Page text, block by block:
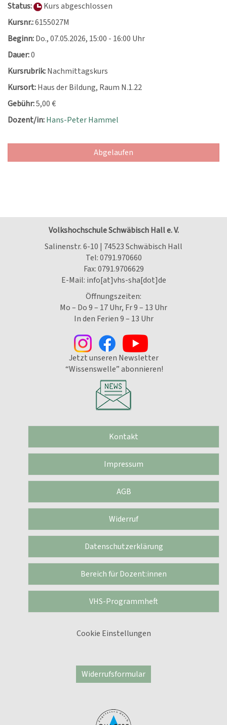
Status:
Kurs abgeschlossen
Kursnr.:6155027M
Beginn:Do., 07.05.2026, 15:00 - 16:00 Uhr
Dauer:0
Kursrubrik:Nachmittagskurs
Kursort:Haus der Bildung, Raum N.1.22
Gebühr:5,00 €
Dozent/in:Hans-Peter Hammel
Abgelaufen
Volkshochschule Schwäbisch Hall e. V.
Salinenstr. 6-10 | 74523 Schwäbisch Hall
Tel:0791.970660
Fax: 0791.9706629
E-Mail: info[at]vhs-sha[dot]de
Öffnungszeiten:
Mo – Do 9 – 17 Uhr, Fr 9 – 13 Uhr
In den Ferien 9 – 13 Uhr
Jetzt unseren Newsletter
“Wissenswelle” abonnieren!
Kontakt
Impressum
AGB
Widerruf
Datenschutzerklärung
Bereich für Dozent:innen
VHS-Programmheft
Cookie Einstellungen
Widerrufsformular